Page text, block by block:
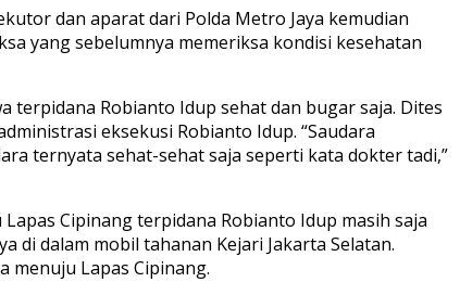
dan aparat dari Polda Metro Jaya kemudian
yang sebelumnya memeriksa kondisi kesehatan
terpidana Robianto Idup sehat dan bugar saja. Dites
eksekusi Robianto Idup. “Saudara
ternyata sehat-sehat saja seperti kata dokter tadi,”
Cipinang terpidana Robianto Idup masih saja
di dalam mobil tahanan Kejari Jakarta Selatan.
menuju Lapas Cipinang.